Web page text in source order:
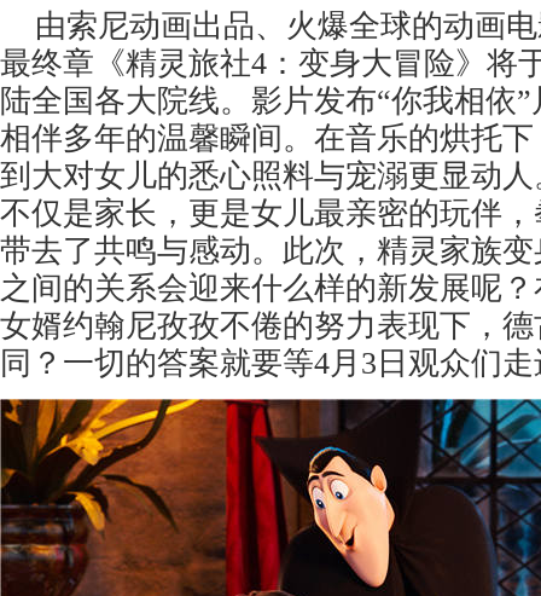
由索尼动画出品、火爆全球的动画
最终章《精灵旅社4：变身大冒险》将
陆全国各大院线。影片发布“你我相依
相伴多年的温馨瞬间。在音乐的烘托
到大对女儿的悉心照料与宠溺更显动
不仅是家长，更是女儿最亲密的玩伴
带去了共鸣与感动。此次，精灵家族
之间的关系会迎来什么样的新发展呢
女婿约翰尼孜孜不倦的努力表现下，
同？一切的答案就要等4月3日观众们